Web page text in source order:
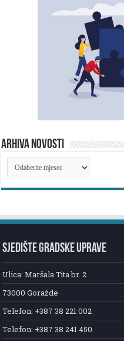
ARHIVA NOVOSTI
ARHIVA
NOVOSTI
SJEDIŠTE GRADSKE UPRAVE
Ulica: Maršala Tita br. 2
73000 Goražde
Telefon: +387 38 221 002
Telefon: +387 38 241 450